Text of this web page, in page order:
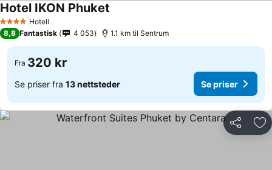
4 StjernerHotell
Hotel IKON Phuket
8,8 Fantastisk 4 053 1.1 km til Sentrum
Fra 320 kr
Se priser fra 13 nettsteder Se priser
Del